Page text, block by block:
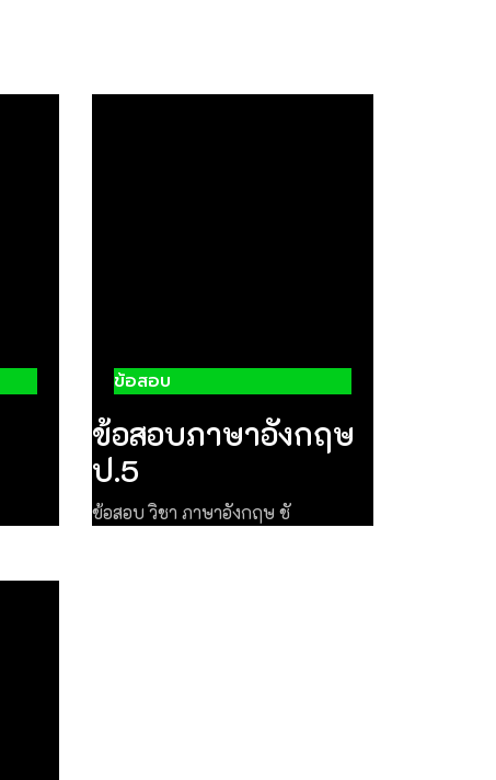
ข้อสอบ
ข้อสอบภาษาอังกฤษ
ป.5
ข้อสอบ วิชา ภาษาอังกฤษ ชั